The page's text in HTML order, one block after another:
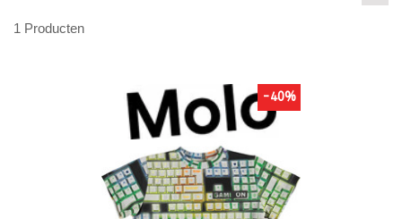
1 Producten
-40%